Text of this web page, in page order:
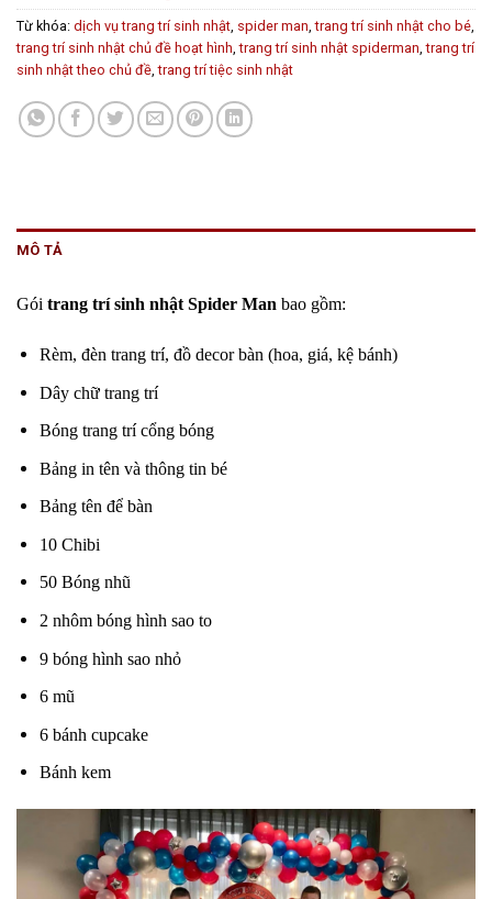
Từ khóa: dịch vụ trang trí sinh nhật, spider man,trang trí sinh nhật cho bé,
trang trí sinh nhật chủ đề hoạt hình,trang trí sinh nhật spiderman,trang trí
sinh nhật theo chủ đề,trang trí tiệc sinh nhật
MÔ TẢ
Gói trang trí sinh nhật Spider Man bao gồm:
Rèm, đèn trang trí, đồ decor bàn (hoa, giá, kệ bánh)
Dây chữ trang trí
Bóng trang trí cổng bóng
Bảng in tên và thông tin bé
Bảng tên để bàn
10 Chibi
50 Bóng nhũ
2 nhôm bóng hình sao to
9 bóng hình sao nhỏ
6 mũ
6 bánh cupcake
Bánh kem